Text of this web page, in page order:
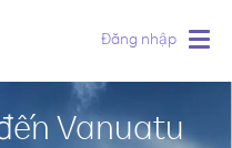
Đăng nhập
Vanuatu